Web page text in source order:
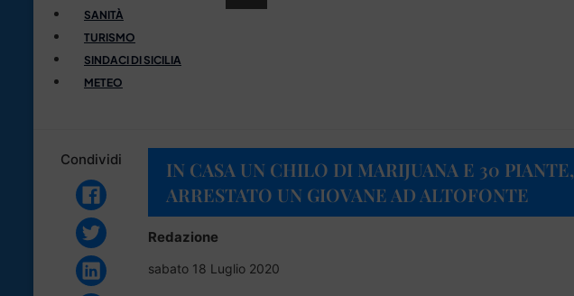
SANITÀ
TURISMO
SINDACI DI SICILIA
METEO
Condividi
IN CASA UN CHILO DI MARIJUANA E 30 PIANTE,
ARRESTATO UN GIOVANE AD ALTOFONTE
Redazione
sabato 18 Luglio 2020